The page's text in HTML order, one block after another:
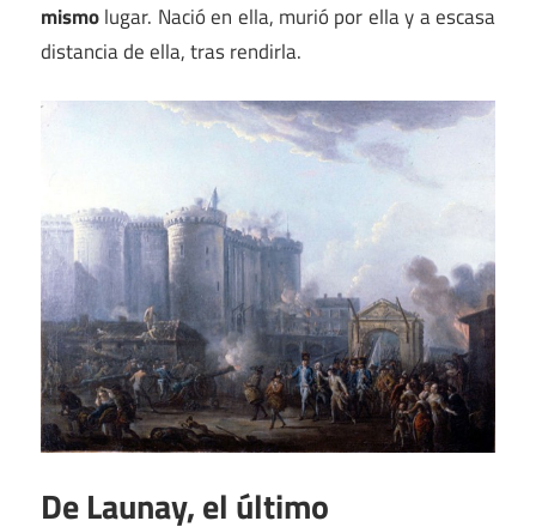
mismolugar. Nació en ella, murió por ella y a escasa
distancia de ella, tras rendirla.
De Launay, el último